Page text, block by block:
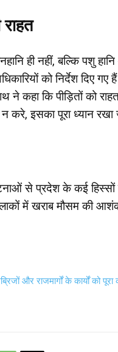
ही नहीं, बल्कि पशु
को निर्देश दिए गए
कहा कि पीड़ितों को
इसका पूरा ध्यान रखा
से प्रदेश के कई
में खराब मौसम की
और राजमार्गों के कार्यों को